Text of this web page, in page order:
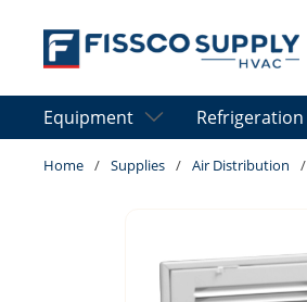
Skip to main content
Equipment Refrigeration
Home / Supplies / Air Distribution /